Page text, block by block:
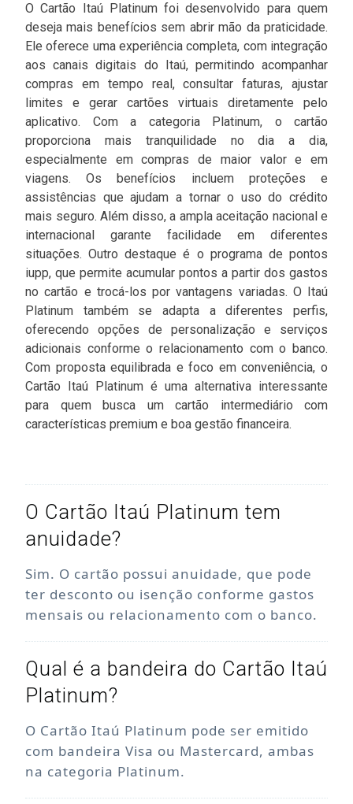
O Cartão Itaú Platinum foi desenvolvido para quem
deseja mais benefícios sem abrir mão da praticidade.
Ele oferece uma experiência completa, com integração
aos canais digitais do Itaú, permitindo acompanhar
compras em tempo real, consultar faturas, ajustar
limites e gerar cartões virtuais diretamente pelo
aplicativo. Com a categoria Platinum, o cartão
proporciona mais tranquilidade no dia a dia,
especialmente em compras de maior valor e em
viagens. Os benefícios incluem proteções e
assistências que ajudam a tornar o uso do crédito
mais seguro. Além disso, a ampla aceitação nacional e
internacional garante facilidade em diferentes
situações. Outro destaque é o programa de pontos
iupp, que permite acumular pontos a partir dos gastos
no cartão e trocá-los por vantagens variadas. O Itaú
Platinum também se adapta a diferentes perfis,
oferecendo opções de personalização e serviços
adicionais conforme o relacionamento com o banco.
Com proposta equilibrada e foco em conveniência, o
Cartão Itaú Platinum é uma alternativa interessante
para quem busca um cartão intermediário com
características premium e boa gestão financeira.
O Cartão Itaú Platinum tem
anuidade?
Sim. O cartão possui anuidade, que pode
ter desconto ou isenção conforme gastos
mensais ou relacionamento com o banco.
Qual é a bandeira do Cartão Itaú
Platinum?
O Cartão Itaú Platinum pode ser emitido
com bandeira Visa ou Mastercard, ambas
na categoria Platinum.